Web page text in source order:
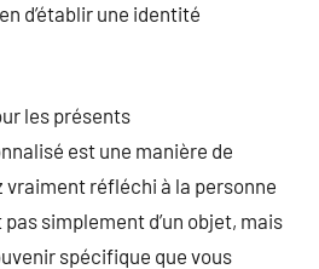
d’établir une identité
les présents
est une manière de
vraiment réfléchi à la personne
pas simplement d’un objet, mais
spécifique que vous